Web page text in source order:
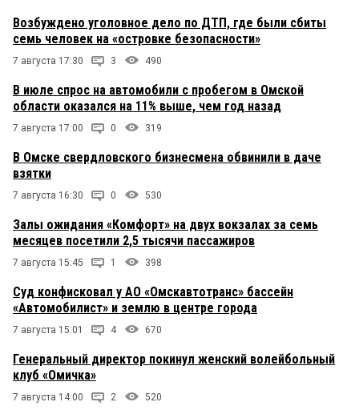
Возбуждено уголовное дело по ДТП, где были сбиты
семь человек на «островке безопасности»
7 августа 17:30 3 490
В июле спрос на автомобили с пробегом в Омской
области оказался на 11% выше, чем год назад
7 августа 17:00 0 319
В Омске свердловского бизнесмена обвинили в даче
взятки
7 августа 16:30 0 530
Залы ожидания «Комфорт» на двух вокзалах за семь
месяцев посетили 2,5 тысячи пассажиров
7 августа 15:45 1 398
Суд конфисковал у АО «Омскавтотранс» бассейн
«Автомобилист» и землю в центре города
7 августа 15:01 4 670
Генеральный директор покинул женский волейбольный
клуб «Омичка»
7 августа 14:00 2 520